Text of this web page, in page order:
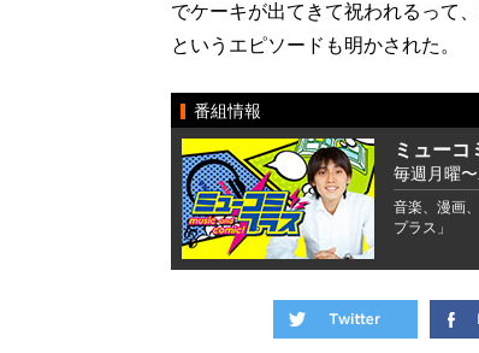
でケーキが出てきて祝われるって
というエピソードも明かされた。
番組情報
ミューコ
毎週月曜
音楽、漫画
プラス」